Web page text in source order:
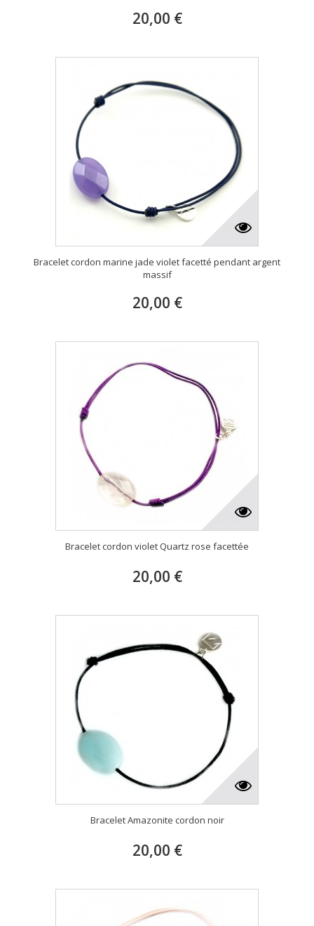
20,00 €
Bracelet cordon marine jade violet facetté pendant argent
massif
20,00 €
Bracelet cordon violet Quartz rose facettée
20,00 €
Bracelet Amazonite cordon noir
20,00 €